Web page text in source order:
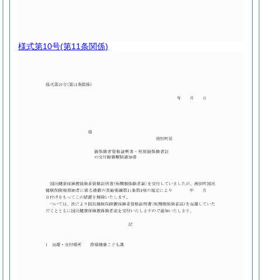
様式第10号(第11条関係)